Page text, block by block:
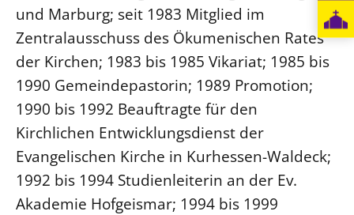
und Marburg; seit 1983 Mitglied im
Zentralausschuss des Ökumenischen Rates
der Kirchen; 1983 bis 1985 Vikariat; 1985 bis
1990 Gemeindepastorin; 1989 Promotion;
1990 bis 1992 Beauftragte für den
Kirchlichen Entwicklungsdienst der
Evangelischen Kirche in Kurhessen-Waldeck;
1992 bis 1994 Studienleiterin an der Ev.
Akademie Hofgeismar; 1994 bis 1999
Kantine Speiseplan
Kirchliches Amtsblatt
Kirchliche Verwaltung
Klimaschutzgesetz
Kunstreferat
NKVK
Öffentlichkeitsarbeit
Personalausschuss